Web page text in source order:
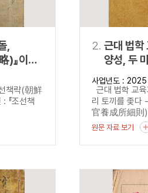
“정조”가 나온
료를 검색
의 연산자를 사용할 수 있습니다.
,
)』이
책략(朝鮮
『조선책
2. 근대 법학
양성, 두
『법관양
(法官養
본 법관양
사업년도 : 2025
근대 법학 교
리 토끼를 좇다
官養成所細則
원문 자료 보기